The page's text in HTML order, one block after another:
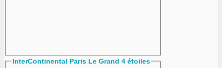
InterContinental Paris Le Grand 4 étoiles